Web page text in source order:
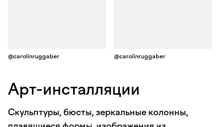
@carolinruggaber @carolinruggaber
Арт-инсталляции
Скульптуры, бюсты, зеркальные колонны,